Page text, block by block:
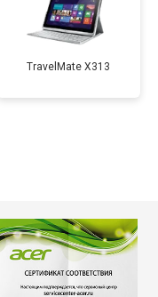
от 1750 ₽
от 3950 ₽
от 1450 ₽
TravelMate X313